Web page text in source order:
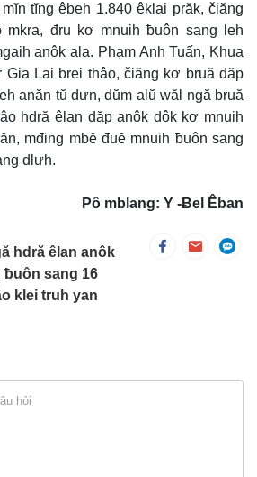
tĭng êbeh 1.840 êklai prăk, čiăng
mkra, đru kơ mnuih ƀuôn sang leh
anôk ala. Phạm Anh Tuấn, Khua
Gia Lai brei thâo, čiăng kơ bruă dăp
anăn tŭ dưn, dŭm alŭ wăl ngă bruă
hdră êlan dăp anôk dôk kơ mnuih
mđing mbĕ đuĕ mnuih ƀuôn sang
dlưh.
Pô mblang: Y -Ƀel Êban
hdră êlan anôk
sang 16
klei truh yan